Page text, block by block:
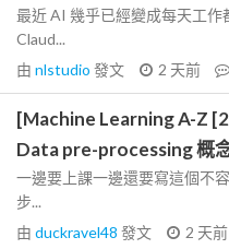
最近 AI 幾乎已經變成每天工作
Claud...
由 nlstudio 發文 2 天前
[Machine Learning A-Z
Data pre-processing 概
一邊要上課一邊還要寫這個不
步...
由 duckravel48 發文 2 天前